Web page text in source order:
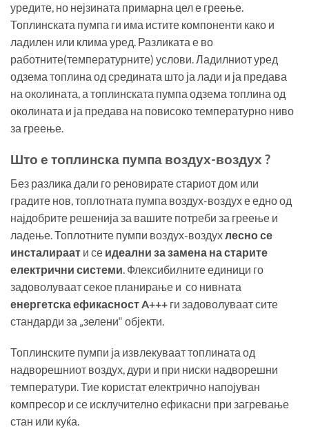
уредите, но нејзината примарна цел е греење.
Топлинската пумпа ги има истите компоненти како и
ладилен или клима уред. Разликата е во
работните(температурните) услови. Ладилниот уред
одзема топлина од средината што ја лади и ја предава
на околината, а топлинската пумпа одзема топлина од
околината и ја предава на повисоко температурно ниво
за греење.
Што е топлинска пумпа воздух-воздух ?
Без разлика дали го реновирате стариот дом или
градите нов, топлотната пумпа воздух-воздух е едно од
најдобрите решенија за вашите потреби за греење и
ладење. Топлотните пумпи воздух-воздух лесно се
инсталираат и се идеални за замена на старите
електрични системи . Флексибилните единици го
задоволуваат секое планирање и со нивната
енергетска ефикасност A+++ ги задоволуваат сите
стандарди за „зелени“ објекти.
Топлинските пумпи ја извлекуваат топлината од
надворешниот воздух, дури и при ниски надворешни
температури. Тие користат електрично напојуван
компресор и се исклучително ефикасни при загревање
стан или куќа.